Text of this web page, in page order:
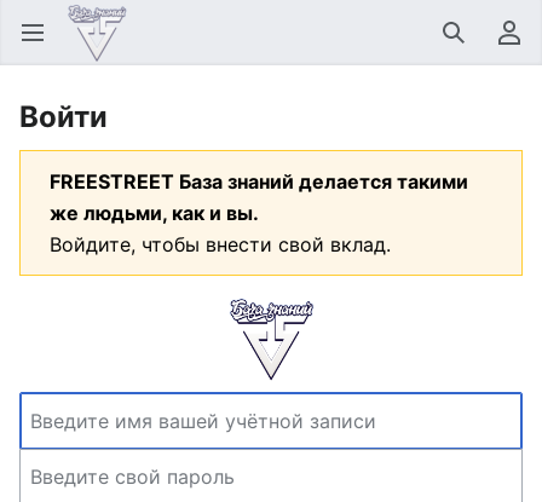
Открыть главное меню Найти Пользовательское меню
Войти
FREESTREET База знаний делается такими
же людьми, как и вы.
Войдите, чтобы внести свой вклад.